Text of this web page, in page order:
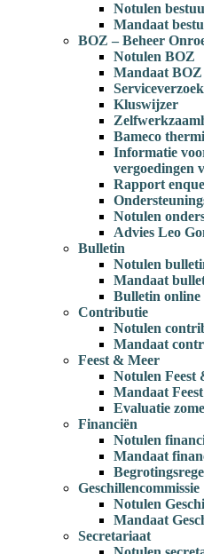
Notulen
Mandaat
BOZ – Beheer
Notulen BOZ
Mandaat BOZ
Serviceverzoek
Kluswijzer
Bameco
Informatie
vergoedingen
Rapport
Notulen
Advies Leo
Bulletin
Notulen
Mandaat
Bulletin online
Contributie
Notulen
Mandaat
Feest & Meer
Notulen Feest
Mandaat
Evaluatie
Financiën
Notulen
Mandaat
Geschillencommissie
Notulen
Mandaat
Secretariaat